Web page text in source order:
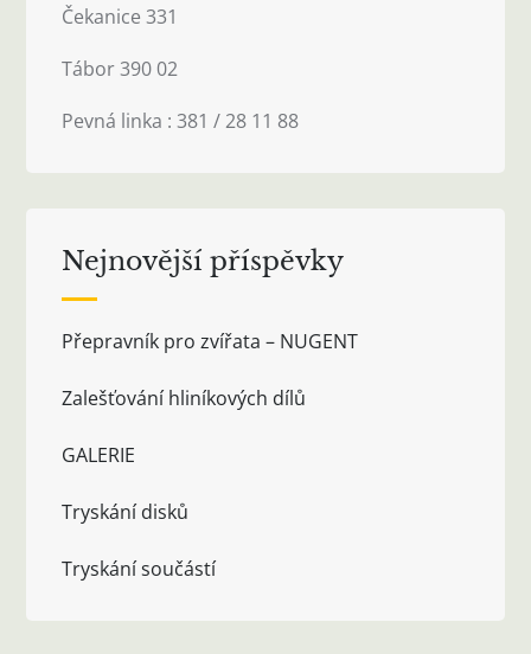
Čekanice 331
Tábor 390 02
Pevná linka : 381 / 28 11 88
Nejnovější příspěvky
Přepravník pro zvířata – NUGENT
Zalešťování hliníkových dílů
GALERIE
Tryskání disků
Tryskání součástí